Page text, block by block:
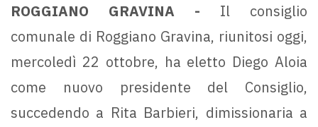
ROGGIANO GRAVINA - Il consiglio
comunale di Roggiano Gravina, riunitosi oggi,
mercoledì 22 ottobre, ha eletto Diego Aloia
come nuovo presidente del Consiglio,
succedendo a Rita Barbieri, dimissionaria a